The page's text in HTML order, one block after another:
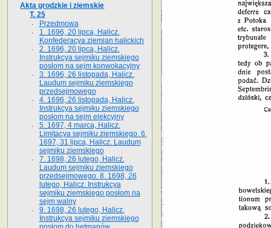
Akta grodzkie i ziemskie
T. 25
Przedmowa
1. 1696, 20 lipca, Halicz.
Konfederacya ziemian halickich
2. 1696, 20 lipca, Halicz.
Instrukcya sejmiku ziemskiego
posłom na sejm konwokacyjny
3. 1696, 26 listopada, Halicz.
Laudum sejmiku ziemskiego
przedsejmowego
4. 1696, 26 listopada, Halicz.
Instrukcya sejmiku ziemskiego
posłom na sejm elekcyjny
5. 1697, 4 marca, Halicz.
Limitacya sejmiku ziemskiego. 6.
1697, 31 lipca, Halicz. Laudum
sejmiku ziemskiego
7. 1698, 26 lutego, Halicz.
Laudum sejmiku ziemskiego
przedsejmowego. 8. 1698, 26
lutego, Halicz. Instrukcya
sejmiku ziemskiego posłom na
sejm walny
9. 1698, 26 lutego, Halicz.
Instrukcya sejmiku ziemskiego